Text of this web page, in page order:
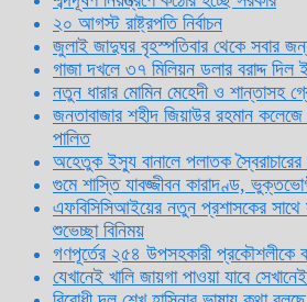
২০ আগস্ট রাষ্ট্রপতি নির্বাচন
জুলাই জাদুঘর বৃহস্পতিবার থেকে সবার
গাজা দখলে ৩৭ মিলিয়ন ডলার বরাদ্দ দিল
নতুন ধারার মোমিন মেহেদী ও শান্তাসহ
জনতাবাজার শহীদ জিয়াউর রহমান
পালিত
অহেতুক ইস্যু বানালে পলাতক
গুমে শাস্তি যাবজ্জীবন কারাদণ্ড,
এফবিসিসিআইয়ের নতুন প্রশাসকের সাথে
শুভেচ্ছা বিনিময়
গণপূর্তের ২৫৪ উপসহকারী প্রকৌশলীকে
যেখানেই খালি জায়গা পাওয়া যাবে